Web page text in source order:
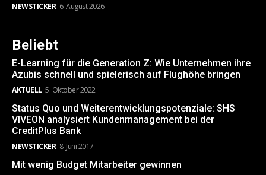
NEWSTICKER 6. August 2026
Beliebt
E-Learning für die Generation Z: Wie Unternehmen ihre
Azubis schnell und spielerisch auf Flughöhe bringen
AKTUELL 5. Oktober 2022
Status Quo und Weiterentwicklungspotenziale: SHS
VIVEON analysiert Kundenmanagement bei der
CreditPlus Bank
NEWSTICKER 8. Juni 2017
Mit wenig Budget Mitarbeiter gewinnen